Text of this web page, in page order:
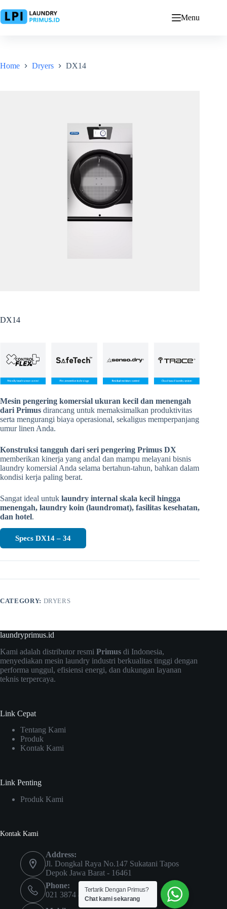
to
content
Menu
Home Dryers DX14
DX14
Mesin pengering komersial ukuran kecil dan menengah
dari Primus dirancang untuk memaksimalkan produktivitas
serta mengurangi biaya operasional, sekaligus memperpanjang
umur linen Anda.
Konstruksi tangguh dari seri pengering Primus DX
memberikan kinerja yang andal dan mampu melayani bisnis
laundry komersial Anda selama bertahun-tahun, bahkan dalam
kondisi kerja paling berat.
Sangat ideal untuk laundry internal skala kecil hingga
menengah, laundry koin (laundromat), fasilitas kesehatan,
dan hotel.
Specs DX14 – 34
CATEGORY: DRYERS
laundryprimus.id
Kami adalah distributor resmi Primus di Indonesia,
menyediakan mesin laundry industri berkualitas tinggi dengan
performa unggul, efisiensi energi, dan dukungan layanan
teknis terpercaya.
Link Cepat
Tentang Kami
Produk
Kontak Kami
Link Penting
Produk Kami
Kontak Kami
Address:
Jl. Dongkal Raya No.147 Sukatani Tapos
Depok Jawa Barat - 16461
Phone:
021 3874 8034
Tertarik Dengan Primus?
Chat kami sekarang